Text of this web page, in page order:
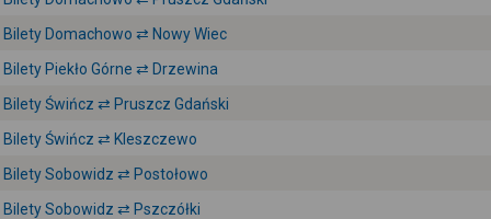
Bilety Domachowo ⇄ Nowy Wiec
Bilety Piekło Górne ⇄ Drzewina
Bilety Świńcz ⇄ Pruszcz Gdański
Bilety Świńcz ⇄ Kleszczewo
Bilety Sobowidz ⇄ Postołowo
Bilety Sobowidz ⇄ Pszczółki